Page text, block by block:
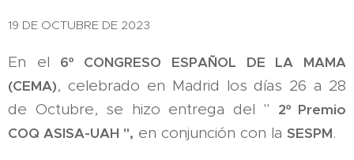
19 DE OCTUBRE DE 2023
En el 6º CONGRESO ESPAÑOL DE LA MAMA
(CEMA), celebrado en Madrid los días 26 a 28
de Octubre, se hizo entrega del " 2º Premio
COQ ASISA-UAH ", en conjunción con la SESPM.